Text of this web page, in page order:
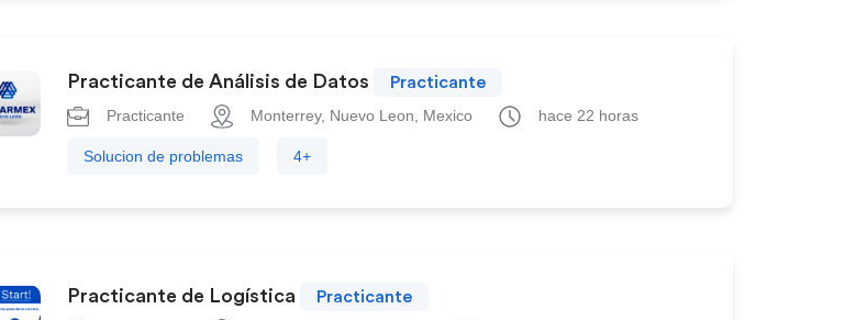
Practicante de Análisis de Datos
Practicante
Practicante
Monterrey, Nuevo Leon, Mexico hace 22 horas
Solucion de problemas 4+
Practicante de Logística
Practicante